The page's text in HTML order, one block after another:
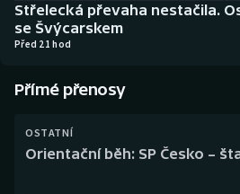
Boby a skeleton
Dostihy
AZ kvíz
Střelecká převaha nestačila.
se Švýcarskem
Před 21 hod
Přímé přenosy
OSTATNÍ
Orientační běh: SP Česko –